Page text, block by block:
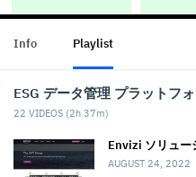
Info Playlist
ESG データ管理 プラットフ
22 VIDEOS (2h 37m)
Envizi ソリュー
AUGUST 24, 2022